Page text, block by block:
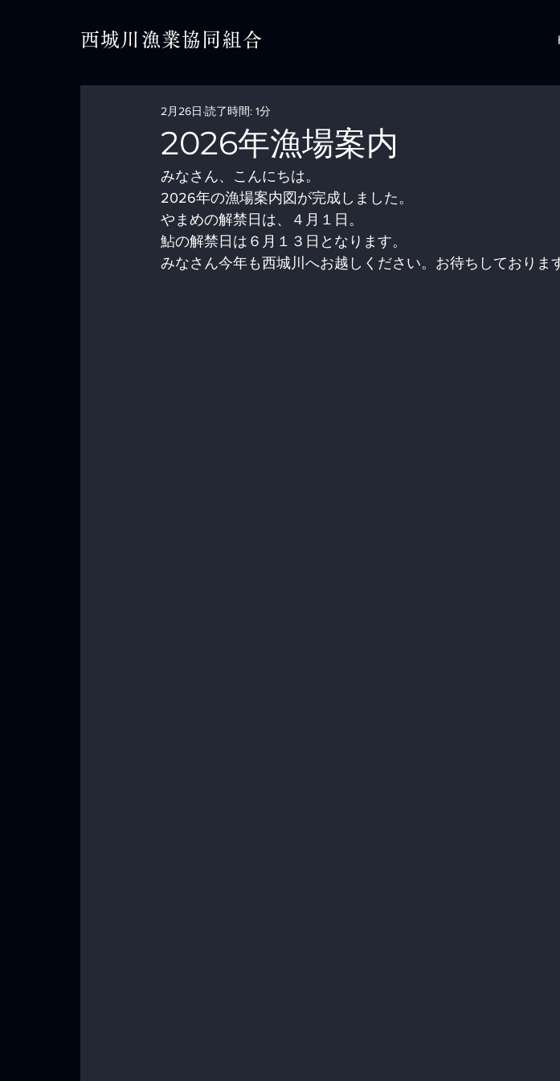
西城川漁業協同組合
2026年漁場案内
2月26日 読了時間: 1分
みなさん、こんにちは。
2026年の漁場案内図が完成しました。
やまめの解禁日は、４月１日。
鮎の解禁日は６月１３日となります。
みなさん今年も西城川へお越しください。お待ちしておりま